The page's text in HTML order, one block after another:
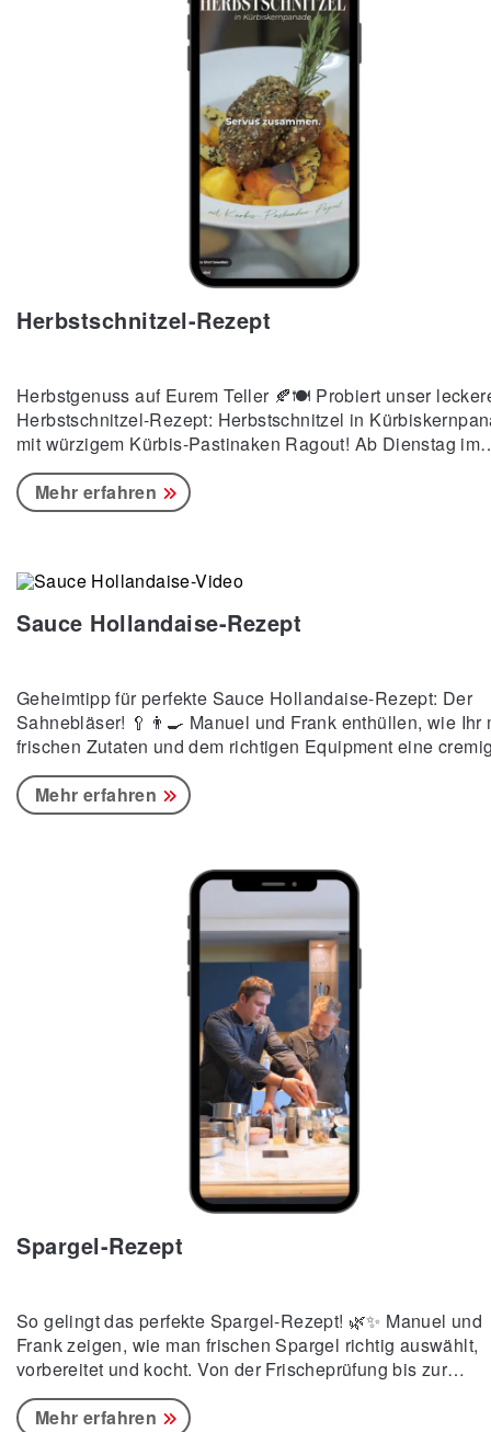
Herbstschnitzel-Rezept
Herbstgenuss auf Eurem Teller 🍂🍽️ Probiert unser
Herbstschnitzel-Rezept: Herbstschnitzel in
mit würzigem Kürbis-Pastinaken Ragout! Ab Dienstag im
Möbelhof-Restaurant unser Herbstschnitzel!
Mehr erfahren
Sauce Hollandaise-Rezept
Geheimtipp für perfekte Sauce Hollandaise-Rezept: Der
Sahnebläser! 🥄👨🍳 Manuel und Frank enthüllen, wie Ihr
frischen Zutaten und dem richtigen Equipment eine
Sauce Hollandaise zaubert. Folgt unserem Kanal, um
Tipps mehr zu verpassen!
Mehr erfahren
Spargel-Rezept
So gelingt das perfekte Spargel-Rezept! 🌿✨ Manuel und
Frank zeigen, wie man frischen Spargel richtig auswählt,
vorbereitet und kocht. Von der Frischeprüfung bis zur
optimalen Garzeit – alles, was Ihr wissen müsst, um
Spargel zu genießen.😋
Mehr erfahren